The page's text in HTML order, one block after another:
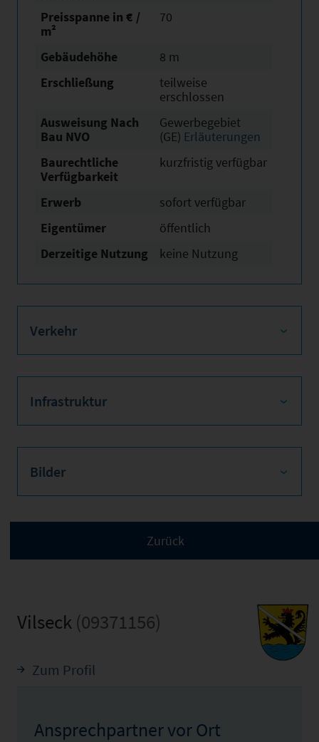
Preisspanne in € /
m²
70
Gebäudehöhe
8 m
Erschließung
teilweise
erschlossen
Ausweisung Nach
Bau NVO
Gewerbegebiet
(GE) Erläuterungen
Baurechtliche
Verfügbarkeit
kurzfristig verfügbar
Erwerb
sofort verfügbar
Eigentümer
öffentlich
Derzeitige Nutzung
keine Nutzung
Verkehr
Infrastruktur
Bilder
Vilseck (09371156)
Zum Profil
Ansprechpartner vor Ort